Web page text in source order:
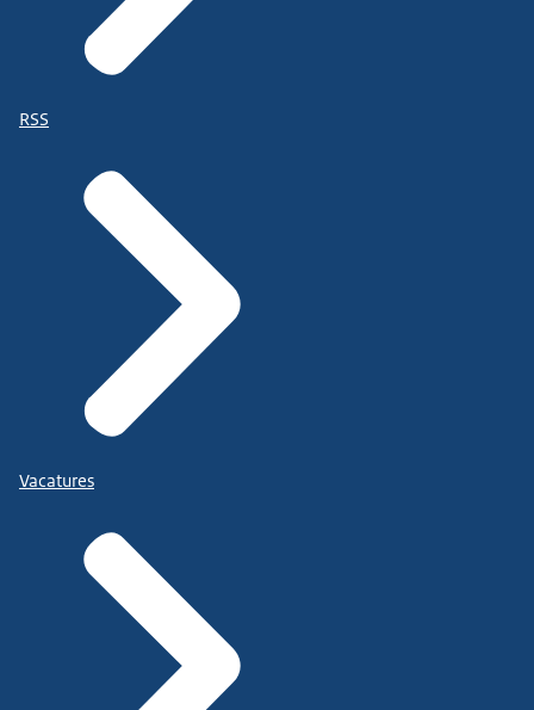
RSS
Vacatures